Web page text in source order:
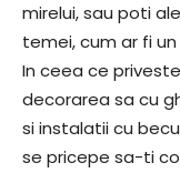
mirelui, sau poti
temei, cum ar fi
In ceea ce
decorarea sa cu
si instalatii cu
se pricepe sa-ti